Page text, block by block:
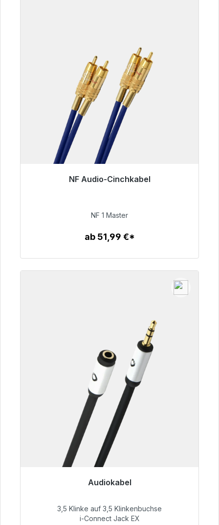
NF Audio-Cinchkabel
99,00 €
NF 1 Master
ab 51,99 €*
Audiokabel
51,99 €
3,5 Klinke auf 3,5 Klinkenbuchse
i-Connect Jack EX